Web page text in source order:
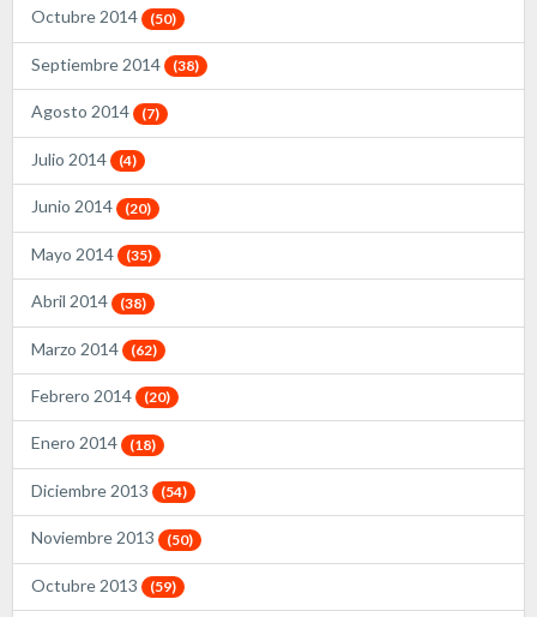
Octubre 2014 (50)
Septiembre 2014 (38)
Agosto 2014 (7)
Julio 2014 (4)
Junio 2014 (20)
Mayo 2014 (35)
Abril 2014 (38)
Marzo 2014 (62)
Febrero 2014 (20)
Enero 2014 (18)
Diciembre 2013 (54)
Noviembre 2013 (50)
Octubre 2013 (59)